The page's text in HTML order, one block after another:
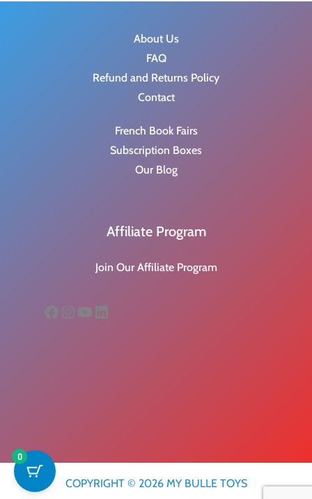
About Us
FAQ
Refund and Returns Policy
Contact
French Book Fairs
Subscription Boxes
Our Blog
Affiliate Program
Join Our Affiliate Program
Facebook
Instagram
YouTube
LinkedIn
COPYRIGHT © 2026 MY BULLE TOYS
0